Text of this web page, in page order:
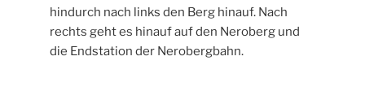
hindurch nach links den Berg hinauf. Nach
rechts geht es hinauf auf den Neroberg und
die Endstation der Nerobergbahn.